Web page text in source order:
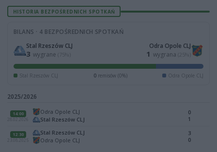
HISTORIA BEZPOŚREDNICH SPOTKAŃ
BILANS · 4 BEZPOŚREDNICH SPOTKAŃ
Stal Rzeszów CLJ
3 wygrane (75%)
Odra Opole CLJ
1 wygrana (25%)
Stal Rzeszów CLJ 0remisów (0%) Odra Opole CLJ
2025/2026
14:00
28.02.2026
Odra Opole CLJ
Stal Rzeszów CLJ
0
1
12:30
23.08.2025
Stal Rzeszów CLJ
Odra Opole CLJ
3
0